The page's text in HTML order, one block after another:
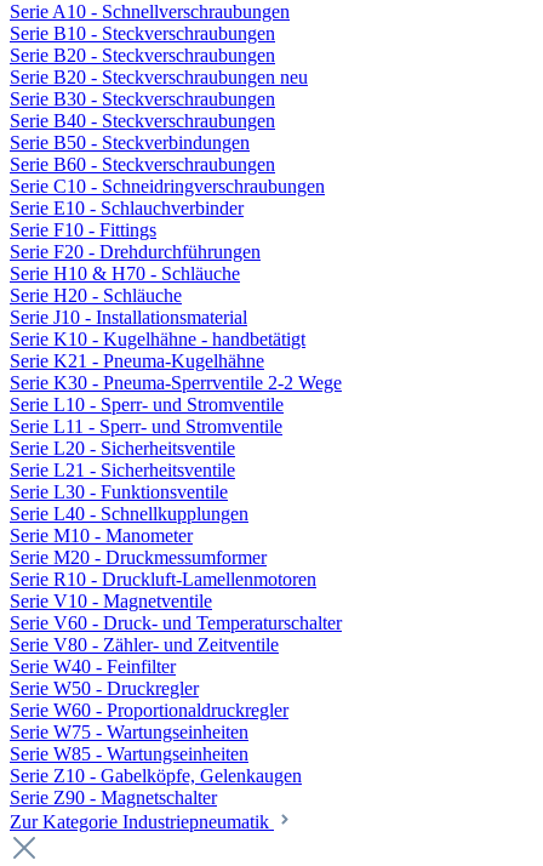
Serie A10 - Schnellverschraubungen
Serie B10 - Steckverschraubungen
Serie B20 - Steckverschraubungen
Serie B20 - Steckverschraubungen neu
Serie B30 - Steckverschraubungen
Serie B40 - Steckverschraubungen
Serie B50 - Steckverbindungen
Serie B60 - Steckverschraubungen
Serie C10 - Schneidringverschraubungen
Serie E10 - Schlauchverbinder
Serie F10 - Fittings
Serie F20 - Drehdurchführungen
Serie H10 & H70 - Schläuche
Serie H20 - Schläuche
Serie J10 - Installationsmaterial
Serie K10 - Kugelhähne - handbetätigt
Serie K21 - Pneuma-Kugelhähne
Serie K30 - Pneuma-Sperrventile 2-2 Wege
Serie L10 - Sperr- und Stromventile
Serie L11 - Sperr- und Stromventile
Serie L20 - Sicherheitsventile
Serie L21 - Sicherheitsventile
Serie L30 - Funktionsventile
Serie L40 - Schnellkupplungen
Serie M10 - Manometer
Serie M20 - Druckmessumformer
Serie R10 - Druckluft-Lamellenmotoren
Serie V10 - Magnetventile
Serie V60 - Druck- und Temperaturschalter
Serie V80 - Zähler- und Zeitventile
Serie W40 - Feinfilter
Serie W50 - Druckregler
Serie W60 - Proportionaldruckregler
Serie W75 - Wartungseinheiten
Serie W85 - Wartungseinheiten
Serie Z10 - Gabelköpfe, Gelenkaugen
Serie Z90 - Magnetschalter
Zur Kategorie Industriepneumatik